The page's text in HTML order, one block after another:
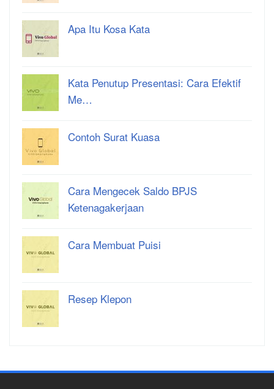
Apa Itu Kosa Kata
Kata Penutup Presentasi: Cara Efektif
Me…
Contoh Surat Kuasa
Cara Mengecek Saldo BPJS
Ketenagakerjaan
Cara Membuat Puisi
Resep Klepon